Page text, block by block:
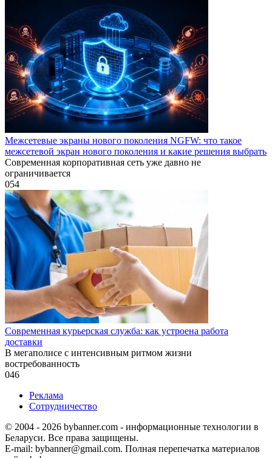
Межсетевые экраны нового поколения NGFW: что такое
межсетевой экран нового поколения и какие решения выбрать
Современная корпоративная сеть уже давно не
ограничивается
054
Современная курьерская служба: как устроена работа
доставки
В мегаполисе с интенсивным ритмом жизни
востребованность
046
Реклама
Сотрудничество
© 2004 - 2026 bybanner.com - информационные технологии в
Беларуси. Все права защищены.
E-mail: bybanner@gmail.com. Полная перепечатка материалов